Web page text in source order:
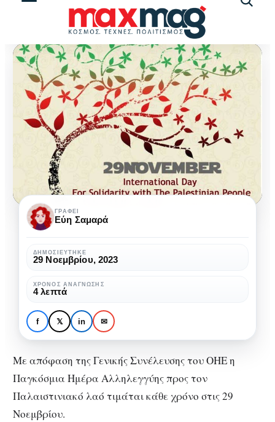
Παγκόσμια Ημέρα
Αλληλεγγύης προς τον
Παλαιστινιακό λαό – 29
Νοεμβρίου
Παγκόσμια
Ημέρα
Αλληλεγγύης
προς
τον
Παλαιστινιακό
λαό
–
Νοεμβρίου
ΓΡΆΦΕΙ
Εύη Σαμαρά
ΔΗΜΟΣΙΕΎΤΗΚΕ
29 Νοεμβρίου, 2023
ΧΡΌΝΟΣ ΑΝΆΓΝΩΣΗΣ
4 λεπτά
f 𝕏 in ✉
Με απόφαση της Γενικής Συνέλευσης του ΟΗΕ η
Παγκόσμια Ημέρα Αλληλεγγύης προς τον
Παλαιστινιακό λαό τιμάται κάθε χρόνο στις 29
Νοεμβρίου.